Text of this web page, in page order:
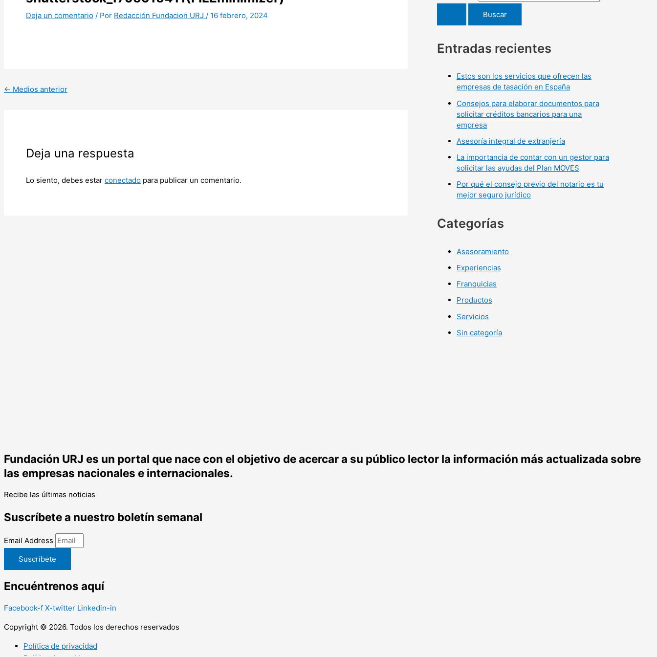
Deja un comentario / Por Redacción Fundacion URJ / 16 febrero, 2024
← Medios anterior
Deja una respuesta
Lo siento, debes estar conectado para publicar un comentario.
Entradas recientes
Estos son los servicios que ofrecen las
empresas de tasación en España
Consejos para elaborar documentos para
solicitar créditos bancarios para una
empresa
Asesoría integral de extranjería
La importancia de contar con un gestor para
solicitar las ayudas del Plan MOVES
Por qué el consejo previo del notario es tu
mejor seguro jurídico
Categorías
Asesoramiento
Experiencias
Franquicias
Productos
Servicios
Sin categoría
Fundación URJ es un portal que nace con el objetivo de acercar a su público lector la información más actualizada sobre
las empresas nacionales e internacionales.
Recibe las últimas noticias
Suscríbete a nuestro boletín semanal
Email Address
Suscríbete
Encuéntrenos aquí
Facebook-f X-twitter Linkedin-in
Copyright © 2026. Todos los derechos reservados
Política de privacidad